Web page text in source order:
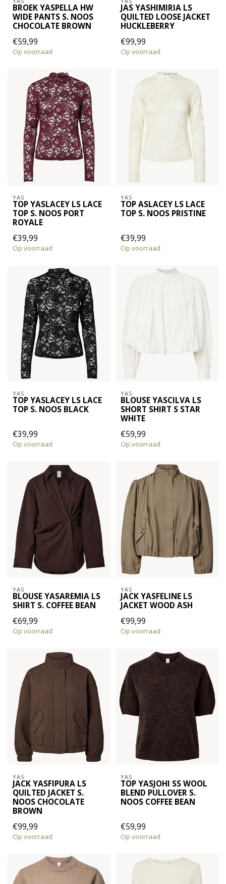
BROEK YASPELLA HW
WIDE PANTS S. NOOS
CHOCOLATE BROWN
€59,99
Op voorraad
JAS YASHIMIRIA LS
QUILTED LOOSE JACKET
HUCKLEBERRY
€99,99
Op voorraad
YAS
TOP YASLACEY LS LACE
TOP S. NOOS PORT
ROYALE
€39,99
Op voorraad
YAS
TOP ASLACEY LS LACE
TOP S. NOOS PRISTINE
€39,99
Op voorraad
YAS
TOP YASLACEY LS LACE
TOP S. NOOS BLACK
€39,99
Op voorraad
YAS
BLOUSE YASCILVA LS
SHORT SHIRT S STAR
WHITE
€59,99
Op voorraad
YAS
BLOUSE YASAREMIA LS
SHIRT S. COFFEE BEAN
€69,99
Op voorraad
YAS
JACK YASFELINE LS
JACKET WOOD ASH
€99,99
Op voorraad
YAS
JACK YASFIPURA LS
QUILTED JACKET S.
NOOS CHOCOLATE
BROWN
€99,99
Op voorraad
YAS
TOP YASJOHI SS WOOL
BLEND PULLOVER S.
NOOS COFFEE BEAN
€59,99
Op voorraad